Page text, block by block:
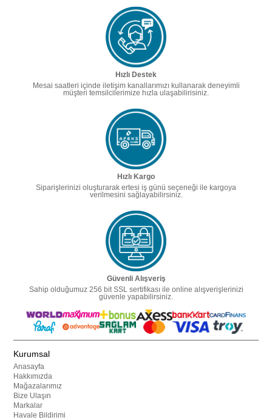
Hızlı Destek
Mesai saatleri içinde iletişim kanallarımızı kullanarak deneyimli
müşteri temsilcilerimize hızla ulaşabilirisiniz.
Hızlı Kargo
Siparişlerinizi oluşturarak ertesi iş günü seçeneği ile kargoya
verilmesini sağlayabilirsiniz.
Güvenli Alışveriş
Sahip olduğumuz 256 bit SSL sertifikası ile online alışverişlerinizi
güvenle yapabilirsiniz.
Kurumsal
Anasayfa
Hakkımızda
Mağazalarımız
Bize Ulaşın
Markalar
Havale Bildirimi